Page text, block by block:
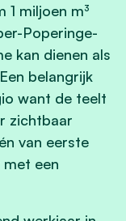
1 miljoen m³
Poperinge-
kan dienen als
belangrijk
want de teelt
zichtbaar
van eerste
een